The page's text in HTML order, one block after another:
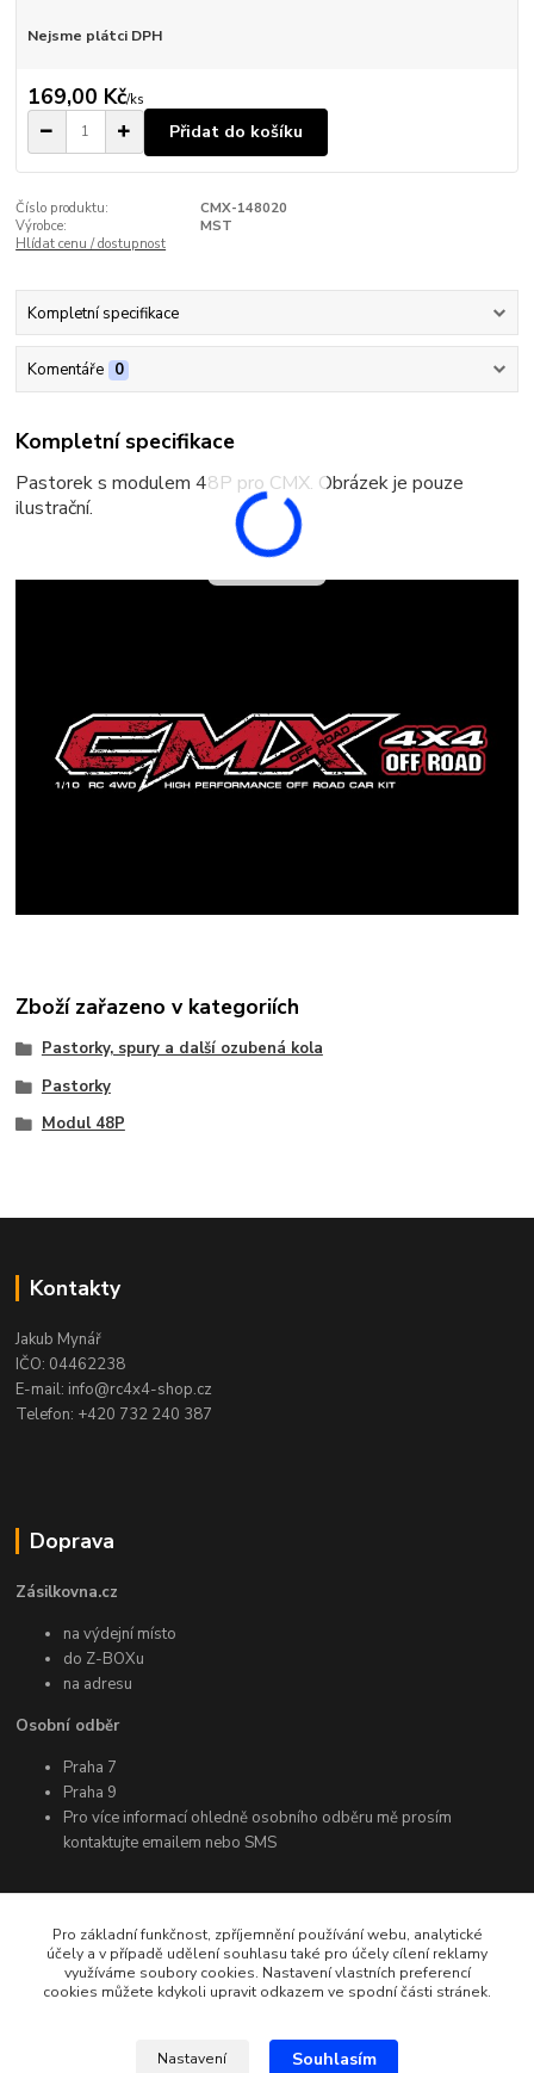
Nejsme plátci DPH
169,00 Kč/ks
Přidat do košíku
Číslo produktu:
CMX-148020
Výrobce:
MST
Hlídat cenu / dostupnost
Kompletní specifikace
Komentáře 0
Kompletní specifikace
Pastorek s modulem 48P pro CMX. Obrázek je pouze
ilustrační.
Zboží zařazeno v kategoriích
Pastorky, spury a další ozubená kola
Pastorky
Modul 48P
Kontakty
Jakub Mynář
IČO: 04462238
E-mail: info@rc4x4-shop.cz
Telefon: +420 732 240 387
Doprava
Zásilkovna.cz
na výdejní místo
do Z-BOXu
na adresu
Osobní odběr
Praha 7
Praha 9
Pro více informací ohledně osobního odběru mě prosím
kontaktujte emailem nebo SMS
Další informace
Facebook
Instagram
Pro základní funkčnost, zpříjemnění používání webu, analytické
účely a v případě udělení souhlasu také pro účely cílení reklamy
využíváme soubory cookies. Nastavení vlastních preferencí
cookies můžete kdykoli upravit odkazem ve spodní části stránek.
Nastavení Souhlasím